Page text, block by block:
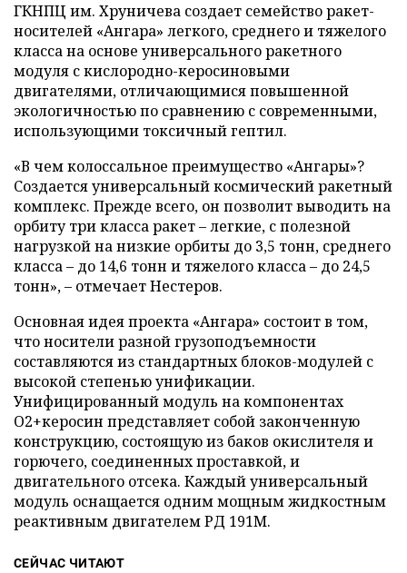
ГКНПЦ им. Хруничева создает семейство ракет-
носителей «Ангара» легкого, среднего и тяжелого
класса на основе универсального ракетного
модуля с кислородно-керосиновыми
двигателями, отличающимися повышенной
экологичностью по сравнению с современными,
использующими токсичный гептил.
«В чем колоссальное преимущество «Ангары»?
Создается универсальный космический ракетный
комплекс. Прежде всего, он позволит выводить на
орбиту три класса ракет – легкие, с полезной
нагрузкой на низкие орбиты до 3,5 тонн, среднего
класса – до 14,6 тонн и тяжелого класса – до 24,5
тонн», – отмечает Нестеров.
Основная идея проекта «Ангара» состоит в том,
что носители разной грузоподъемности
составляются из стандартных блоков-модулей с
высокой степенью унификации.
Унифицированный модуль на компонентах
О2+керосин представляет собой законченную
конструкцию, состоящую из баков окислителя и
горючего, соединенных проставкой, и
двигательного отсека. Каждый универсальный
модуль оснащается одним мощным жидкостным
реактивным двигателем РД 191М.
СЕЙЧАС ЧИТАЮТ